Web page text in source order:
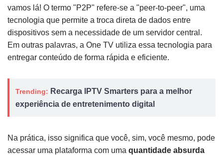
vamos lá! O termo "P2P" refere-se a "peer-to-peer", uma
tecnologia que permite a troca direta de dados entre
dispositivos sem a necessidade de um servidor central.
Em outras palavras, a One TV utiliza essa tecnologia para
entregar conteúdo de forma rápida e eficiente.
Trending: Recarga IPTV Smarters para a melhor
experiência de entretenimento digital
Na prática, isso significa que você, sim, você mesmo, pode
acessar uma plataforma com uma quantidade absurda